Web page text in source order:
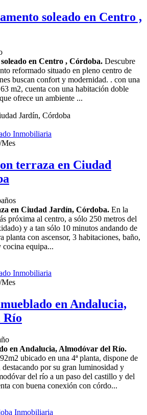
soleado en Centro ,
en Centro , Córdoba. Descubre
reformado situado en pleno centro de
buscan confort y modernidad. . con una
m2, cuenta con una habitación doble
ofrece un ambiente ...
/Mes
terraza en Ciudad
en Ciudad Jardín, Córdoba. En la
próxima al centro, a sólo 250 metros del
y a tan sólo 10 minutos andando de
planta con ascensor, 3 habitaciones, baño,
cocina equipa...
/Mes
en Andalucia,
Río
en Andalucia, Almodóvar del Río.
ubicado en una 4ª planta, dispone de
por su gran luminosidad y
del río a un paso del castillo y del
con buena conexión con córdo...